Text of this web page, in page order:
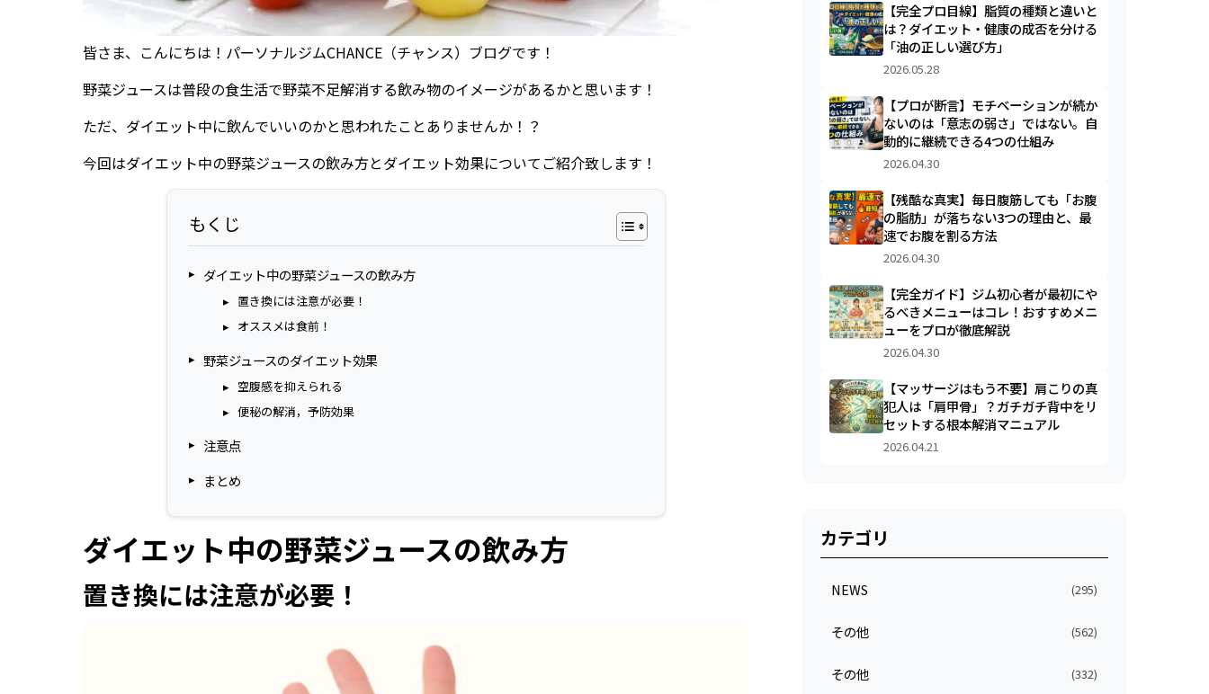
皆さま、こんにちは！パーソナルジムCHANCE（チャンス）ブログです！
野菜ジュースは普段の食生活で野菜不足解消する飲み物のイメージがあるかと思います！
ただ、ダイエット中に飲んでいいのかと思われたことありませんか！？
今回はダイエット中の野菜ジュースの飲み方とダイエット効果についてご紹介致します！
もくじ
ダイエット中の野菜ジュースの飲み方
置き換には注意が必要！
オススメは食前！
野菜ジュースのダイエット効果
空腹感を抑えられる
便秘の解消，予防効果
注意点
まとめ
ダイエット中の野菜ジュースの飲み方
置き換には注意が必要！
【完全プロ目線】脂質の種類と違いと
は？ダイエット・健康の成否を分ける
「油の正しい選び方」
2026.05.28
【プロが断言】モチベーションが続か
ないのは「意志の弱さ」ではない。自
動的に継続できる4つの仕組み
2026.04.30
【残酷な真実】毎日腹筋しても「お腹
の脂肪」が落ちない3つの理由と、最
速でお腹を割る方法
2026.04.30
【完全ガイド】ジム初心者が最初にや
るべきメニューはコレ！おすすめメニ
ューをプロが徹底解説
2026.04.30
【マッサージはもう不要】肩こりの真
犯人は「肩甲骨」？ガチガチ背中をリ
セットする根本解消マニュアル
2026.04.21
カテゴリ
NEWS (295)
その他 (562)
その他 (332)